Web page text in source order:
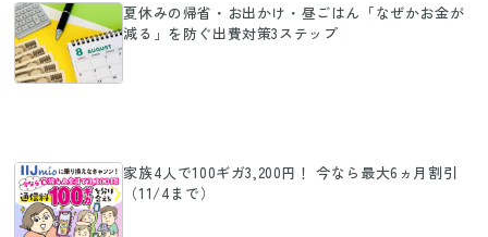
夏休みの帰省・お出かけ・昼ごはん「なぜかお金が
減る」を防ぐ出費対策3ステップ
家族4人で100ギガ3,200円！ 今なら最大6ヵ月割引
（11/4まで）